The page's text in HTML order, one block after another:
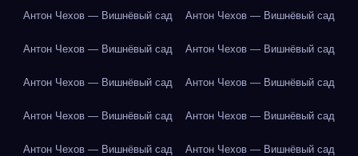
Антон Чехов — Вишнёвый сад Антон Чехов — Вишнёвый сад
Антон Чехов — Вишнёвый сад Антон Чехов — Вишнёвый сад
Антон Чехов — Вишнёвый сад Антон Чехов — Вишнёвый сад
Антон Чехов — Вишнёвый сад Антон Чехов — Вишнёвый сад
Антон Чехов — Вишнёвый сад Антон Чехов — Вишнёвый сад